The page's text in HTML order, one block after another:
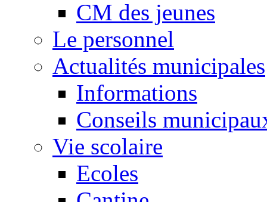
CM des jeunes
Le personnel
Actualités municipales
Informations
Conseils
Vie scolaire
Ecoles